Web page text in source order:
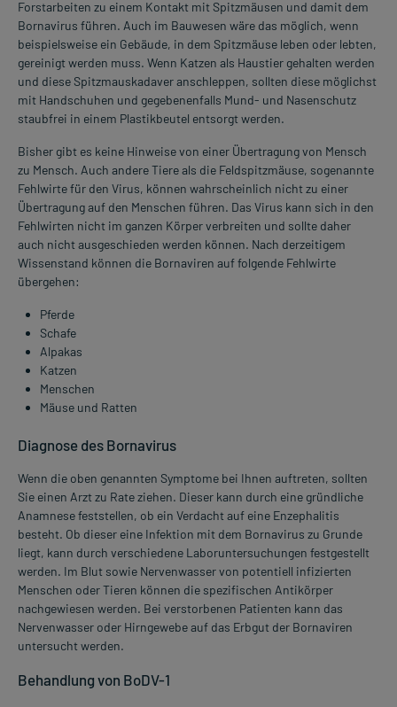
Forstarbeiten zu einem Kontakt mit Spitzmäusen und damit dem
Bornavirus führen. Auch im Bauwesen wäre das möglich, wenn
beispielsweise ein Gebäude, in dem Spitzmäuse leben oder lebten,
gereinigt werden muss. Wenn Katzen als Haustier gehalten werden
und diese Spitzmauskadaver anschleppen, sollten diese möglichst
mit Handschuhen und gegebenenfalls Mund- und Nasenschutz
staubfrei in einem Plastikbeutel entsorgt werden.
Bisher gibt es keine Hinweise von einer Übertragung von Mensch
zu Mensch. Auch andere Tiere als die Feldspitzmäuse, sogenannte
Fehlwirte für den Virus, können wahrscheinlich nicht zu einer
Übertragung auf den Menschen führen. Das Virus kann sich in den
Fehlwirten nicht im ganzen Körper verbreiten und sollte daher
auch nicht ausgeschieden werden können. Nach derzeitigem
Wissenstand können die Bornaviren auf folgende Fehlwirte
übergehen:
Pferde
Schafe
Alpakas
Katzen
Menschen
Mäuse und Ratten
Diagnose des Bornavirus
Wenn die oben genannten Symptome bei Ihnen auftreten, sollten
Sie einen Arzt zu Rate ziehen. Dieser kann durch eine gründliche
Anamnese feststellen, ob ein Verdacht auf eine Enzephalitis
besteht. Ob dieser eine Infektion mit dem Bornavirus zu Grunde
liegt, kann durch verschiedene Laboruntersuchungen festgestellt
werden. Im Blut sowie Nervenwasser von potentiell infizierten
Menschen oder Tieren können die spezifischen Antikörper
nachgewiesen werden. Bei verstorbenen Patienten kann das
Nervenwasser oder Hirngewebe auf das Erbgut der Bornaviren
untersucht werden.
Behandlung von BoDV-1